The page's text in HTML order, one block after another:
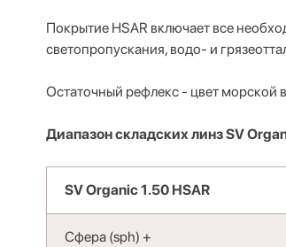
Покрытие HSAR включает все
светопропускания, водо- и
Остаточный рефлекс - цвет морской
Диапазон складских линз SV
SV Organic 1.50 HSAR
Сфера (sph) +